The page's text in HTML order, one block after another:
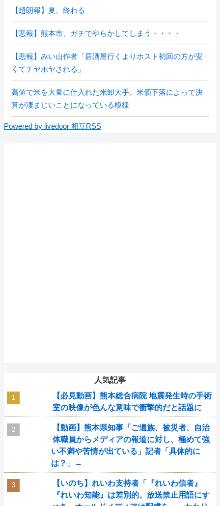
【超朗報】夏、終わる
【悲報】熊本市、ガチでやらかしてしまう・・・・
【悲報】みい山作者「居酒屋行くよりホスト初回の方が安
くてチヤホヤされる」
高値で米を大量に仕入れた米卸大手、米価下落によって決
算が凄まじいことになっている模様
Powered by livedoor 相互RSS
人気記事
【必見動画】熊本総合病院 地震発生時の手術
室の映像が色んな意味で衝撃的だと話題に
【動画】熊本県知事「ご遺族、被災者、自治
体職員からメディアの報道に対し、極めて強
い不満や苦情が出ている」記者「具体的に
は？」→
【いのち】れいわ支持者「『れいわ信者』
『れいわ知能』は差別的。放送禁止用語にす